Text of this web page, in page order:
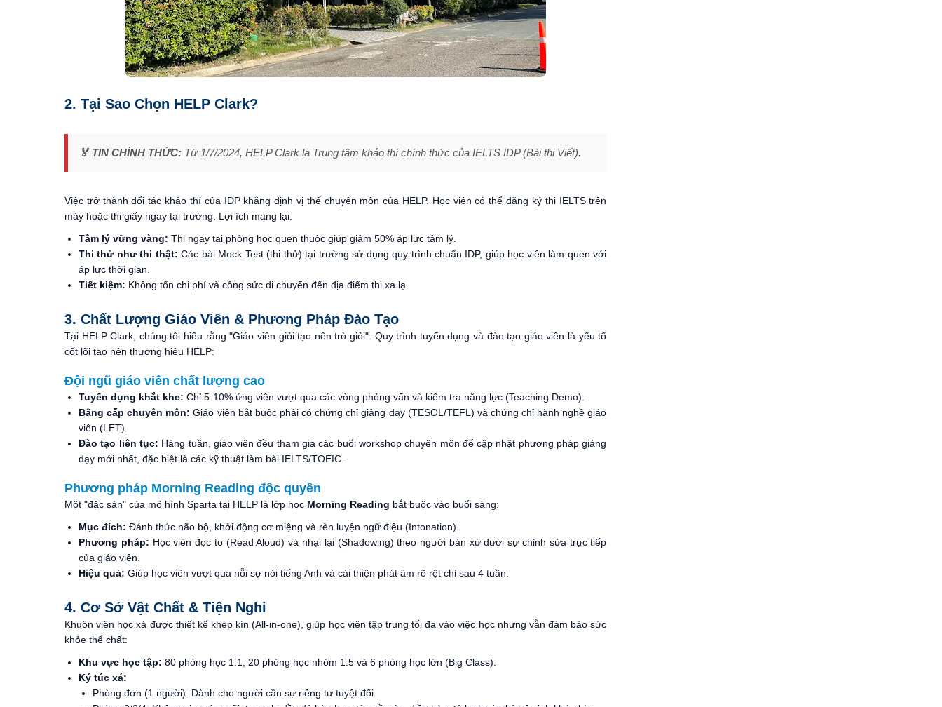
2. Tại Sao Chọn HELP Clark?
🏅 TIN CHÍNH THỨC: Từ 1/7/2024, HELP Clark là Trung tâm khảo thí chính thức của IELTS IDP (Bài thi Viết).
Việc trở thành đối tác khảo thí của IDP khẳng định vị thế chuyên môn của HELP. Học viên có thể đăng ký thi IELTS trên
máy hoặc thi giấy ngay tại trường. Lợi ích mang lại:
Tâm lý vững vàng: Thi ngay tại phòng học quen thuộc giúp giảm 50% áp lực tâm lý.
Thi thử như thi thật: Các bài Mock Test (thi thử) tại trường sử dụng quy trình chuẩn IDP, giúp học viên làm quen với
áp lực thời gian.
Tiết kiệm: Không tốn chi phí và công sức di chuyển đến địa điểm thi xa lạ.
3. Chất Lượng Giáo Viên & Phương Pháp Đào Tạo
Tại HELP Clark, chúng tôi hiểu rằng "Giáo viên giỏi tạo nên trò giỏi". Quy trình tuyển dụng và đào tạo giáo viên là yếu tố
cốt lõi tạo nên thương hiệu HELP:
Đội ngũ giáo viên chất lượng cao
Tuyển dụng khắt khe: Chỉ 5-10% ứng viên vượt qua các vòng phỏng vấn và kiểm tra năng lực (Teaching Demo).
Bằng cấp chuyên môn: Giáo viên bắt buộc phải có chứng chỉ giảng dạy (TESOL/TEFL) và chứng chỉ hành nghề giáo
viên (LET).
Đào tạo liên tục: Hàng tuần, giáo viên đều tham gia các buổi workshop chuyên môn để cập nhật phương pháp giảng
dạy mới nhất, đặc biệt là các kỹ thuật làm bài IELTS/TOEIC.
Phương pháp Morning Reading độc quyền
Một "đặc sản" của mô hình Sparta tại HELP là lớp học Morning Reading bắt buộc vào buổi sáng:
Mục đích: Đánh thức não bộ, khởi động cơ miệng và rèn luyện ngữ điệu (Intonation).
Phương pháp: Học viên đọc to (Read Aloud) và nhại lại (Shadowing) theo người bản xứ dưới sự chỉnh sửa trực tiếp
của giáo viên.
Hiệu quả: Giúp học viên vượt qua nỗi sợ nói tiếng Anh và cải thiện phát âm rõ rệt chỉ sau 4 tuần.
4. Cơ Sở Vật Chất & Tiện Nghi
Khuôn viên học xá được thiết kế khép kín (All-in-one), giúp học viên tập trung tối đa vào việc học nhưng vẫn đảm bảo sức
khỏe thể chất:
Khu vực học tập: 80 phòng học 1:1, 20 phòng học nhóm 1:5 và 6 phòng học lớn (Big Class).
Ký túc xá:
Phòng đơn (1 người): Dành cho người cần sự riêng tư tuyệt đối.